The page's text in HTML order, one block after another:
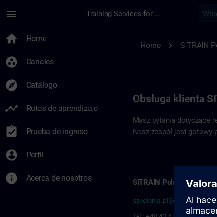
menu Training Services for Digital Industries
home Home
group_work Canales
explore Catálogo
timeline Rutas de aprendizaje
assignment_turned_in Prueba de ingreso
account_circle Perfil
info Acerca de nosotros
Home chevron_right SITRAIN
Obsługa klienta
Masz pytania dotyczące
Nasz zespół jest
SITRAIN Polska
szkolenia.pl@siemens.com